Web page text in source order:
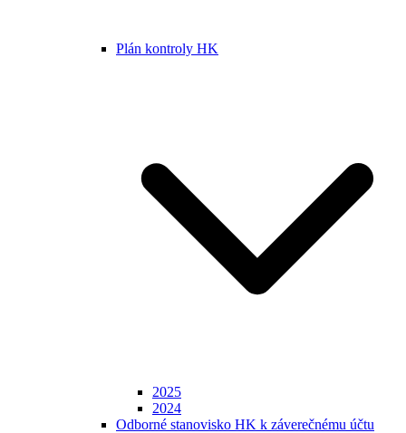
Plán kontroly HK
2025
2024
Odborné stanovisko HK k záverečnému účtu